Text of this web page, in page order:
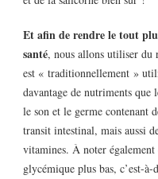
Et afin de rendre le tout
santé, nous allons utiliser
est « traditionnellement »
davantage de nutriments
le son et le germe contenant
transit intestinal, mais aussi
vitamines. À noter
glycémique plus bas, c’est-